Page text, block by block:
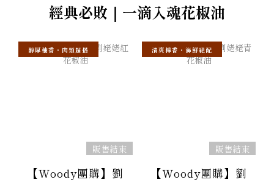
經典必敗｜一滴入魂花椒油
醇厚柚香・肉類超搭
販售結束
【Woody團購】劉
清爽檸香・海鮮絕配
販售結束
【Woody團購】劉